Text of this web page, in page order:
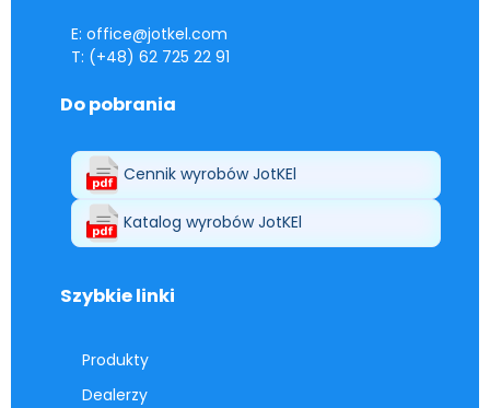
E: office@jotkel.com
T: (+48) 62 725 22 91
Do pobrania
Cennik wyrobów JotKEl
Katalog wyrobów JotKEl
Szybkie linki
Produkty
Dealerzy